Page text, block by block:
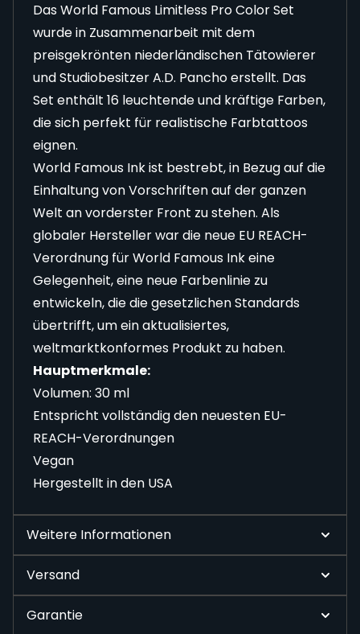
Das World Famous Limitless Pro Color Set
wurde in Zusammenarbeit mit dem
preisgekrönten niederländischen Tätowierer
und Studiobesitzer A.D. Pancho erstellt. Das
Set enthält 16 leuchtende und kräftige Farben,
die sich perfekt für realistische Farbtattoos
eignen.
World Famous Ink ist bestrebt, in Bezug auf die
Einhaltung von Vorschriften auf der ganzen
Welt an vorderster Front zu stehen. Als
globaler Hersteller war die neue EU REACH-
Verordnung für World Famous Ink eine
Gelegenheit, eine neue Farbenlinie zu
entwickeln, die die gesetzlichen Standards
übertrifft, um ein aktualisiertes,
weltmarktkonformes Produkt zu haben.
Hauptmerkmale:
Volumen: 30 ml
Entspricht vollständig den neuesten EU-
REACH-Verordnungen
Vegan
Hergestellt in den USA
Weitere Informationen
Versand
Garantie